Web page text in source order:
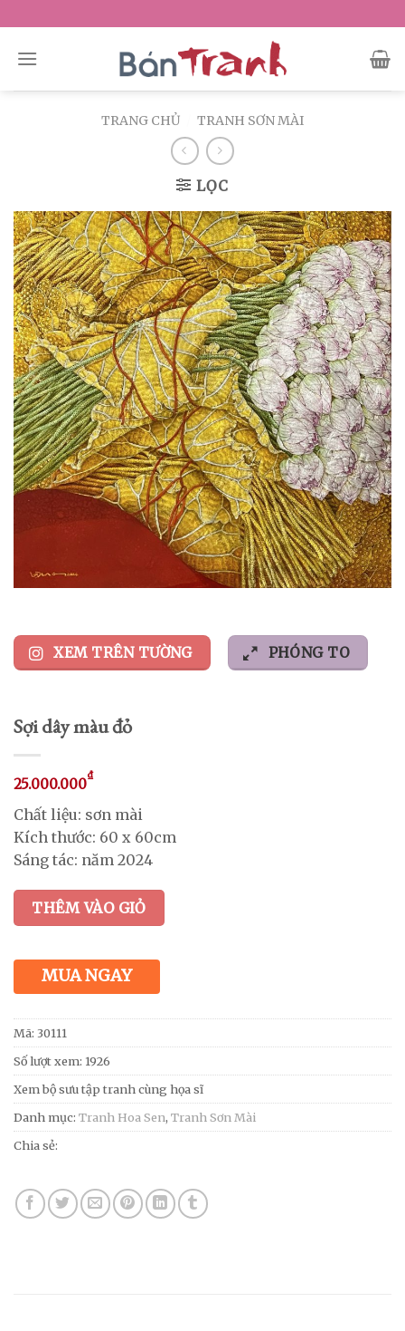
to
content
TRANG CHỦ TRANH SƠN MÀI
LỌC
XEM TRÊN TƯỜNG PHÓNG TO
Sợi dây màu đỏ
25.000.000₫
Chất liệu: sơn mài
Kích thước: 60 x 60cm
Sáng tác: năm 2024
THÊM VÀO GIỎ
MUA NGAY
Mã: 30111
Số lượt xem: 1926
Xem bộ sưu tập tranh cùng họa sĩ
Danh mục: Tranh Hoa Sen, Tranh Sơn Mài
Chia sẻ: